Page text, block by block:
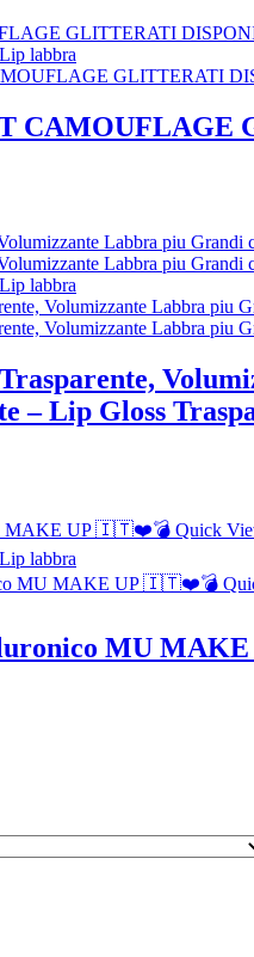
labbra
CAMOUFLAGE
labbra
– Lip Gloss
Quick
labbra
MU